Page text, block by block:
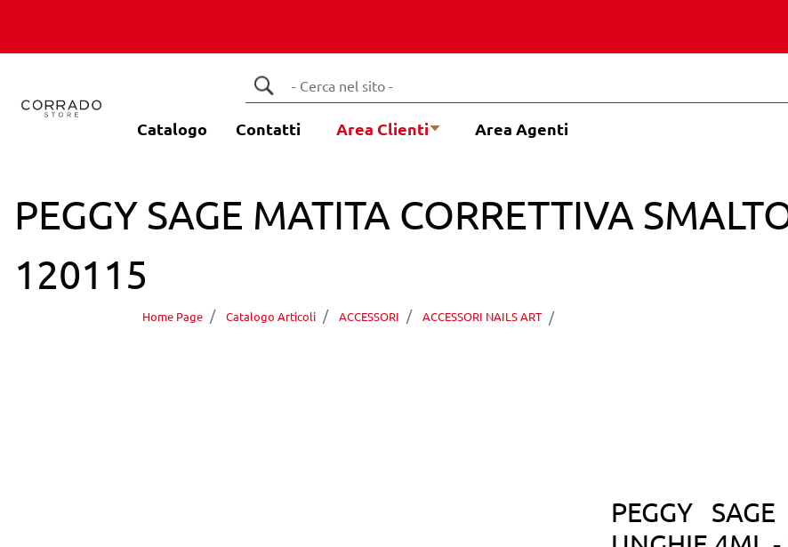
Catalogo Contatti Area Clienti Area Agenti
PEGGY SAGE MATITA CORRETTIVA
120115
Home Page Catalogo Articoli ACCESSORI ACCESSORI NAILS ART
PEGGY